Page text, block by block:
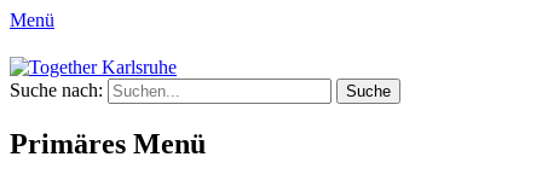
Menü
Together Karlsruhe
Integration von jungen Menschen mit
Fluchterfahrung und
Migrationshintergrund
Suche nach:
Primäres Menü